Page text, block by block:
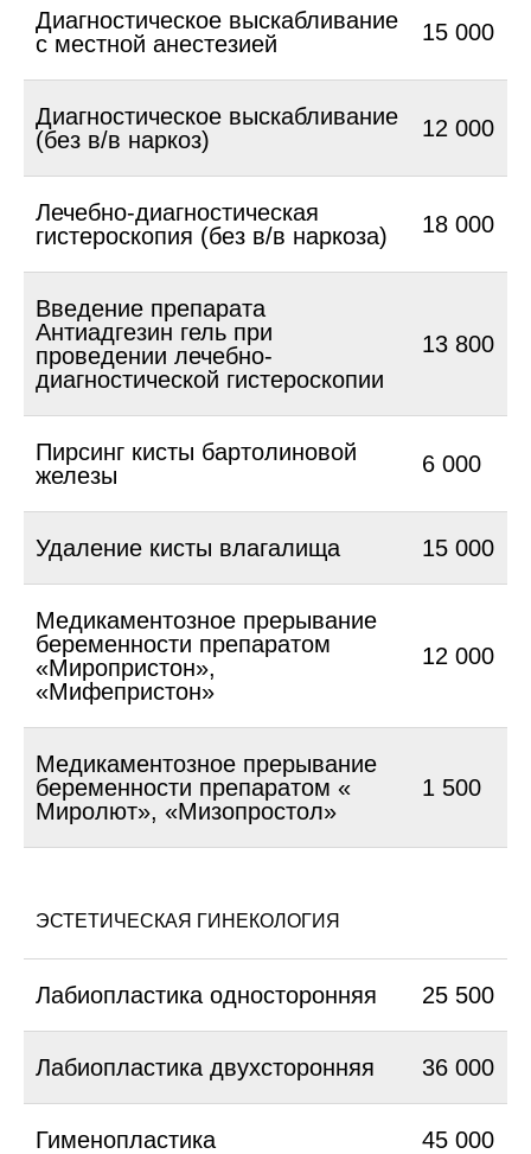
Диагностическое выскабливание
с местной анестезией
15 000
Диагностическое выскабливание
(без в/в наркоз)
12 000
Лечебно-диагностическая
гистероскопия (без в/в наркоза)
18 000
Введение препарата
Антиадгезин гель при
проведении лечебно-
диагностической гистероскопии
13 800
Пирсинг кисты бартолиновой
железы
6 000
Удаление кисты влагалища 15 000
Медикаментозное прерывание
беременности препаратом
«Миропристон»,
«Мифепристон»
12 000
Медикаментозное прерывание
беременности препаратом «
Миролют», «Мизопростол»
1 500
ЭСТЕТИЧЕСКАЯ ГИНЕКОЛОГИЯ
Лабиопластика односторонняя 25 500
Лабиопластика двухсторонняя 36 000
Гименопластика 45 000